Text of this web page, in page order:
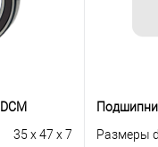
35 x 47 x 7
Размеры